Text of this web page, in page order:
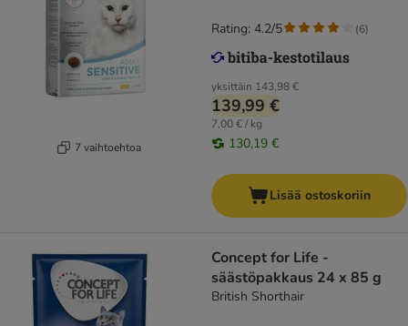
7 vaihtoehtoa
yksittäin 143,98 €
139,99 €
7,00 € / kg
130,19 €
Rating: 4.2/5 (6)
Lisää ostoskoriin
Concept for Life -
säästöpakkaus 24 x 85 g
British Shorthair